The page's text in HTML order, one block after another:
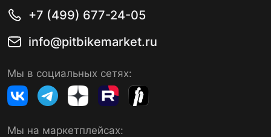
+7 (499) 677-24-05
info@pitbikemarket.ru
Мы в социальных сетях:
Мы на маркетплейсах: